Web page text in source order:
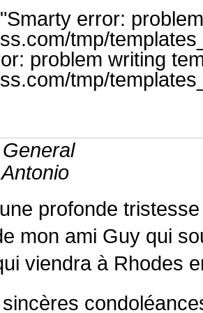
error:
tmp/
problem writing
tmp/
profonde
mon ami Guy qui
viendra à Rhodes